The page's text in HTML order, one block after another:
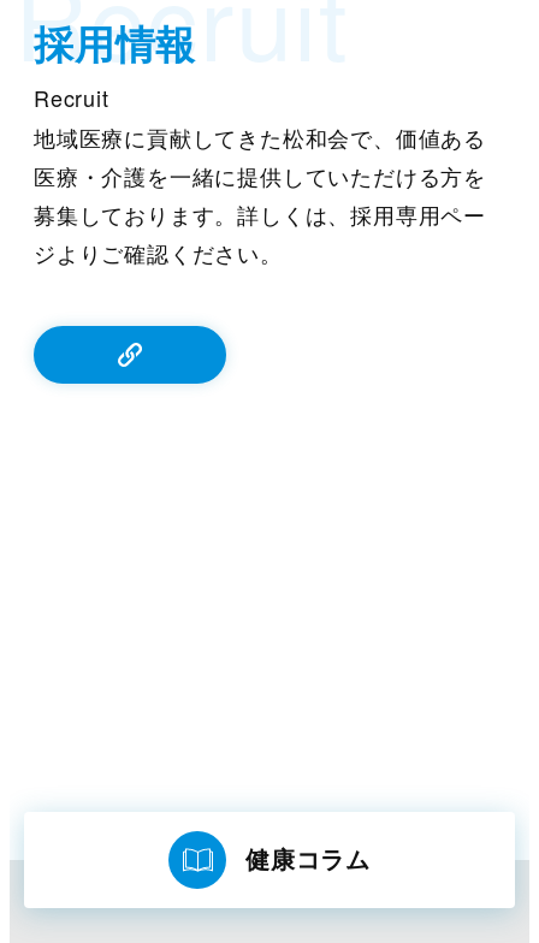
採用情報
Recruit
地域医療に貢献してきた松和会で、価値ある
医療・介護を一緒に提供していただける方を
募集しております。詳しくは、採用専用ペー
ジよりご確認ください。
健康コラム